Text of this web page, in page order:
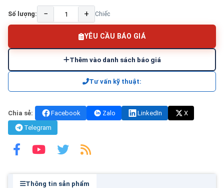
Số lượng: − + Chiếc
YÊU CẦU BÁO GIÁ
Thêm vào danh sách báo giá
Tư vấn kỹ thuật:
Chia sẻ: Facebook Zalo LinkedIn
X
Telegram
Thông tin sản phẩm